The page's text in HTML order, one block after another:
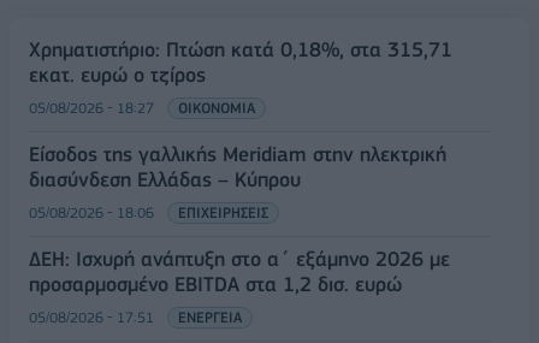
Χρηματιστήριο: Πτώση κατά 0,18%, στα 315,71
εκατ. ευρώ ο τζίρος
05/08/2026 - 18:27 ΟΙΚΟΝΟΜΙΑ
Είσοδος της γαλλικής Meridiam στην ηλεκτρική
διασύνδεση Ελλάδας – Κύπρου
05/08/2026 - 18:06 ΕΠΙΧΕΙΡΗΣΕΙΣ
ΔΕΗ: Ισχυρή ανάπτυξη στο α΄ εξάμηνο 2026 με
προσαρμοσμένο EBITDA στα 1,2 δισ. ευρώ
05/08/2026 - 17:51 ΕΝΕΡΓΕΙΑ